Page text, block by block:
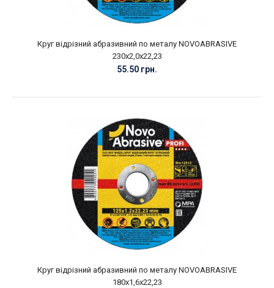
Круг відрізний абразивний по металу NOVOABRASIVE
230х2,0х22,23
55.50 грн.
Круг відрізний абразивний по металу NOVOABRASIVE
180х1,6х22,23